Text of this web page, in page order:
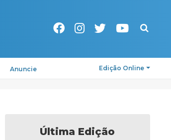
Pesquisa
Anuncie Edição Online
Última Edição